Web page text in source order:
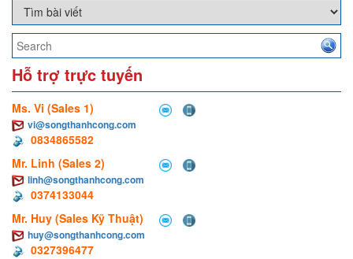
Hỗ trợ trực tuyến
Ms. Vi (Sales 1)
vi@songthanhcong.com
0834865582
Mr. Linh (Sales 2)
linh@songthanhcong.com
0374133044
Mr. Huy (Sales Kỹ Thuật)
huy@songthanhcong.com
0327396477